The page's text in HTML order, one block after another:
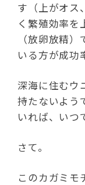
す（上がオス
く繁殖効率を
（放卵放精
いる方が成功
深海に住むウ
持たないよう
いれば、いつ
さて。
このカガミモ